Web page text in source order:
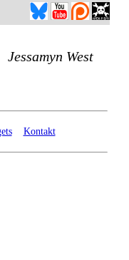
Kontakt